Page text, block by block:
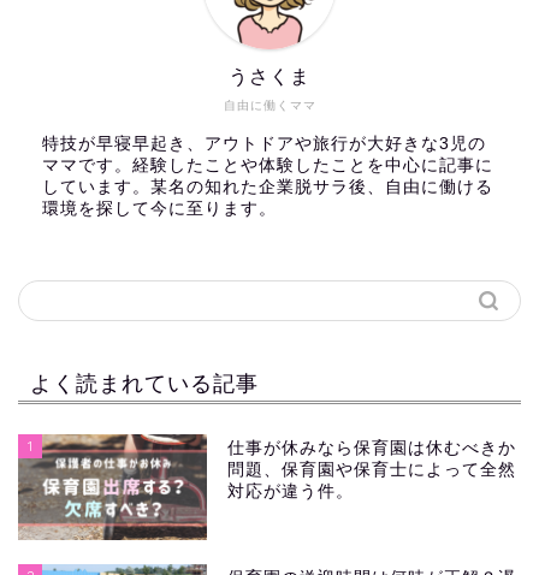
自由に働くママ
うさくま
特技が早寝早起き、アウトドアや旅行が大好きな3児の
ママです。経験したことや体験したことを中心に記事に
しています。某名の知れた企業脱サラ後、自由に働ける
環境を探して今に至ります。
よく読まれている記事
1
仕事が休みなら保育園は休むべきか
問題、保育園や保育士によって全然
対応が違う件。